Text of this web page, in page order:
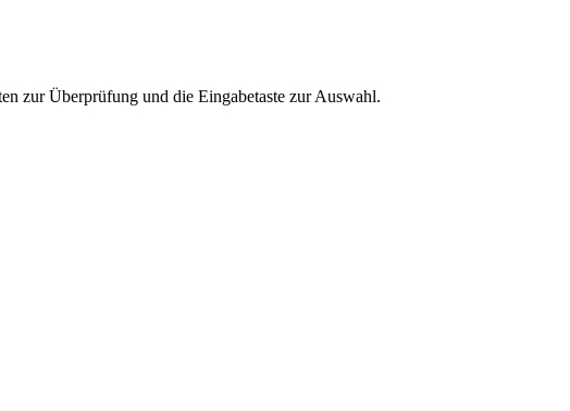
zur Überprüfung und die Eingabetaste zur Auswahl.